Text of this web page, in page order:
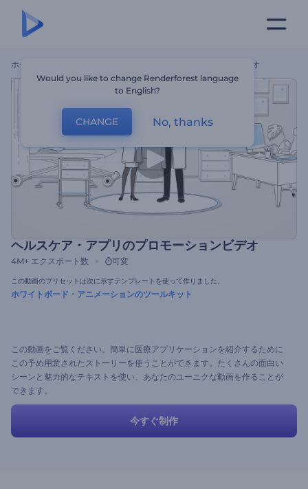
ホーム ヘルスケア・アプリのプロモーションビデオ
ヘルスケア・アプリのプロモーションビデオ
4M+ エクスポート数 可変
この動画のプリセットは次に示すテンプレートを使って作りました。
ホワイトボード・アニメーションのツールキット
この動画をご覧ください。簡単に医療アプリケーションを紹介するために
この予め用意されたストーリーを使うことができます。たくさんの面白い
シーンと魅力的なテキストを使い、あなたのユーニクな動画を作ることが
できます。
今すぐ制作
Would you like to change Renderforest language
to English?
CHANGE No, thanks